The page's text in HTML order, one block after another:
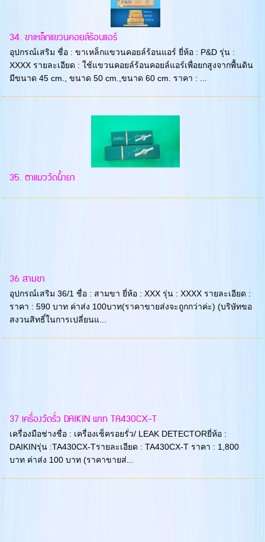
34. ขาเหล็กแขวนคอยล์ร้อนแอร์
อุปกรณ์เสริม ชื่อ : ขาเหล็กแขวนคอยล์ร้อนแอร์ ยี่ห้อ : P&D รุ่น :
XXXX รายละเอียด : ใช้แขวนคอยล์ร้อนคอยล์แอร์เพื่อยกสูงจากพื้นดิน
มีขนาด 45 cm., ขนาด 50 cm.,ขนาด 60 cm. ราคา : ...
35. ตาแมววัดน้ำยา
36 สามขา
อุปกรณ์เสริม 36/1 ชื่อ : สามขา ยี่ห้อ : XXX รุ่น : XXXX รายละเอียด :
ราคา : 590 บาท ค่าส่ง 100บาท(ราคาขายส่งจะถูกกว่าค่ะ) (บริษัทขอ
สงวนสิทธิ์ในการเปลี่ยนแ...
37 เครื่องวัดรั่ว DAIKIN พาท TA430CX-T
เครื่องมือช่างชื่อ : เครื่องเช็ครอยรั่ว/ LEAK DETECTORยี่ห้อ :
DAIKINรุ่น :TA430CX-Tรายละเอียด : TA430CX-T ราคา : 1,800
บาท ค่าส่ง 100 บาท (ราคาขายส่...